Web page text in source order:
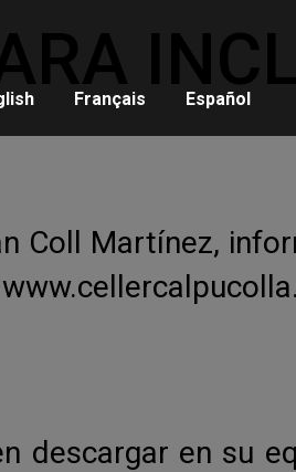
Français Español
Coll Martínez,
descargar en su